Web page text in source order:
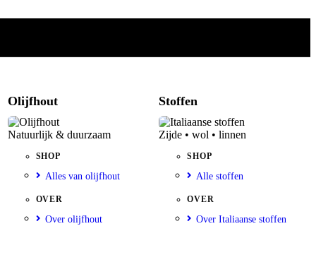
Olijfhout
Natuurlijk & duurzaam
SHOP
Alles van olijfhout
OVER
Over olijfhout
Stoffen
Zijde • wol • linnen
SHOP
Alle stoffen
OVER
Over Italiaanse stoffen